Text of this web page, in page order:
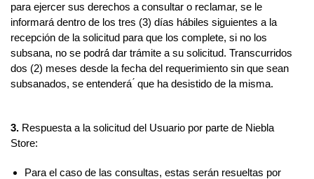
para ejercer sus derechos a consultar o reclamar, se le
informará dentro de los tres (3) días hábiles siguientes a la
recepción de la solicitud para que los complete, si no los
subsana, no se podrá́ dar trámite a su solicitud. Transcurridos
dos (2) meses desde la fecha del requerimiento sin que sean
subsanados, se entenderá ́ que ha desistido de la misma.
3. Respuesta a la solicitud del Usuario por parte de Niebla
Store:
Para el caso de las consultas, estas serán resueltas por